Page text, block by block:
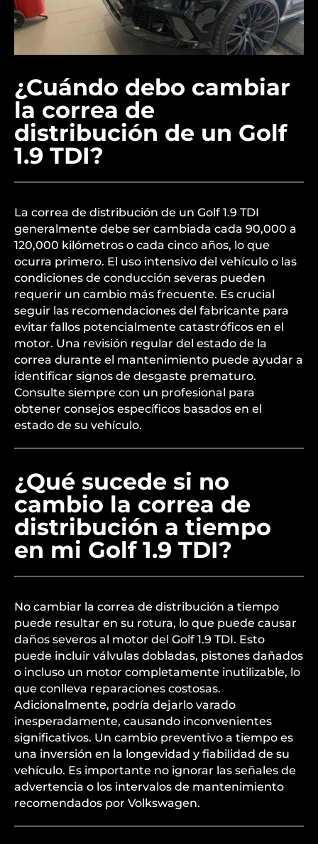
¿Cuándo debo cambiar
la correa de
distribución de un Golf
1.9 TDI?
La correa de distribución de un Golf 1.9 TDI
generalmente debe ser cambiada cada 90,000 a
120,000 kilómetros o cada cinco años, lo que
ocurra primero. El uso intensivo del vehículo o las
condiciones de conducción severas pueden
requerir un cambio más frecuente. Es crucial
seguir las recomendaciones del fabricante para
evitar fallos potencialmente catastróficos en el
motor. Una revisión regular del estado de la
correa durante el mantenimiento puede ayudar a
identificar signos de desgaste prematuro.
Consulte siempre con un profesional para
obtener consejos específicos basados en el
estado de su vehículo.
¿Qué sucede si no
cambio la correa de
distribución a tiempo
en mi Golf 1.9 TDI?
No cambiar la correa de distribución a tiempo
puede resultar en su rotura, lo que puede causar
daños severos al motor del Golf 1.9 TDI. Esto
puede incluir válvulas dobladas, pistones dañados
o incluso un motor completamente inutilizable, lo
que conlleva reparaciones costosas.
Adicionalmente, podría dejarlo varado
inesperadamente, causando inconvenientes
significativos. Un cambio preventivo a tiempo es
una inversión en la longevidad y fiabilidad de su
vehículo. Es importante no ignorar las señales de
advertencia o los intervalos de mantenimiento
recomendados por Volkswagen.